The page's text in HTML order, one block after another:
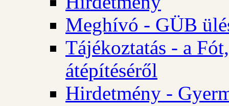
Meghívó - GÜB
Tájékoztatás - a
átépítéséről
Hirdetmény -